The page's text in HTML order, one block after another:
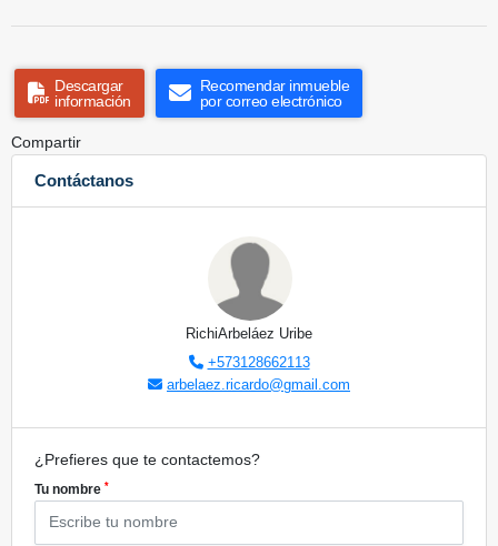
Descargar
información
Recomendar inmueble
por correo electrónico
Compartir
Contáctanos
RichiArbeláez Uribe
+573128662113
arbelaez.ricardo@gmail.com
¿Prefieres que te contactemos?
Tu nombre *